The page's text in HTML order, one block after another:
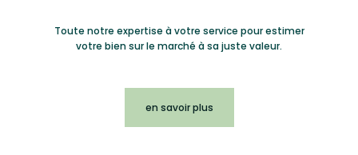
Toute notre expertise à votre service pour estimer
votre bien sur le marché à sa juste valeur.
en savoir plus